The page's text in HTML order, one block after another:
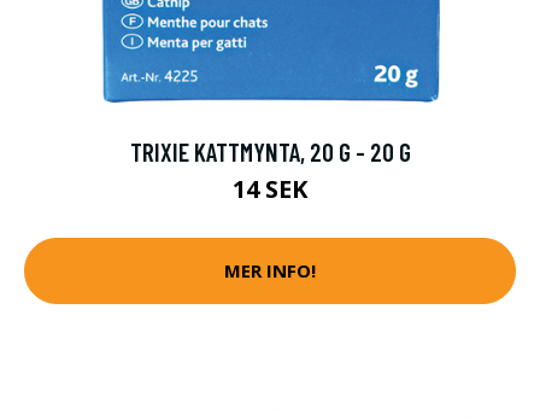
TRIXIE KATTMYNTA, 20 G - 20 G
14 SEK
MER INFO!